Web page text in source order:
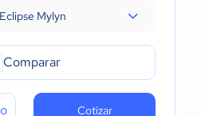
Mylyn
Comparar
Cotizar